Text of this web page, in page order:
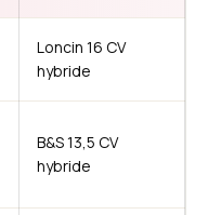
Loncin 16 CV
hybride
B&S 13,5 CV
hybride